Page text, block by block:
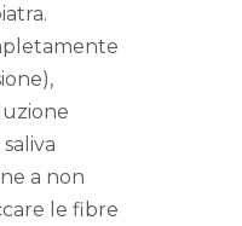
a non
le fibre